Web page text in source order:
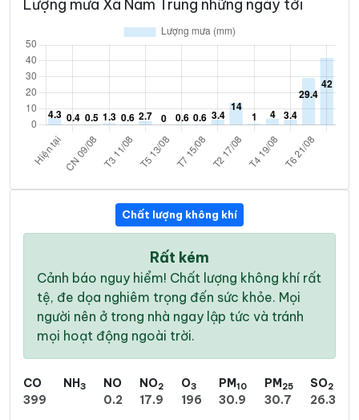
Lượng mưa Xã Nam Trung những ngày tới
Chất lượng không khí
Rất kém
Cảnh báo nguy hiểm! Chất lượng không khí rất
tệ, đe dọa nghiêm trọng đến sức khỏe. Mọi
người nên ở trong nhà ngay lập tức và tránh
mọi hoạt động ngoài trời.
CO
399
NH3
NO
0.2
NO2
17.9
O3
196
PM10
30.9
PM25
30.7
SO2
26.3